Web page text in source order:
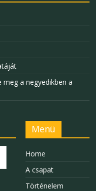
a negyedikben a
Menü
Home
A csapat
Történelem